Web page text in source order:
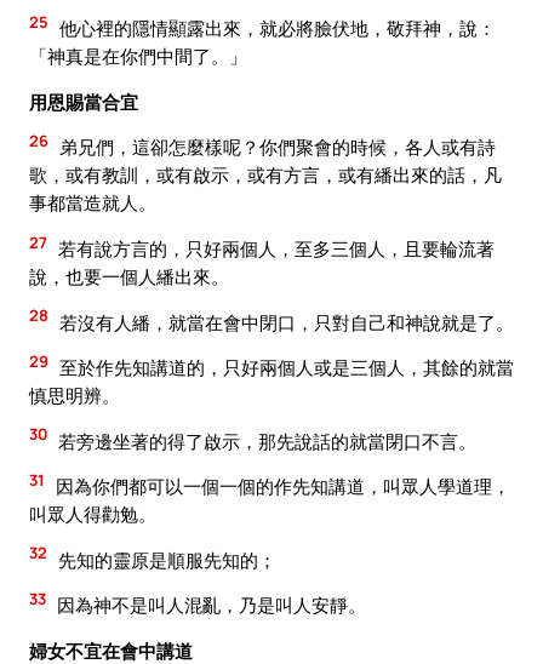
25 他心裡的隱情顯露出來，就必將臉伏地，敬拜神，說：
「神真是在你們中間了。」
用恩賜當合宜
26 弟兄們，這卻怎麼樣呢？你們聚會的時候，各人或有詩
歌，或有教訓，或有啟示，或有方言，或有繙出來的話，凡
事都當造就人。
27 若有說方言的，只好兩個人，至多三個人，且要輪流著
說，也要一個人繙出來。
28 若沒有人繙，就當在會中閉口，只對自己和神說就是了。
29 至於作先知講道的，只好兩個人或是三個人，其餘的就當
慎思明辨。
30 若旁邊坐著的得了啟示，那先說話的就當閉口不言。
31
因為你們都可以一個一個的作先知講道，叫眾人學道理，
叫眾人得勸勉。
32 先知的靈原是順服先知的；
33 因為神不是叫人混亂，乃是叫人安靜。
婦女不宜在會中講道